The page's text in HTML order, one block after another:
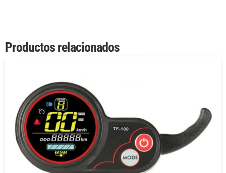
Productos relacionados